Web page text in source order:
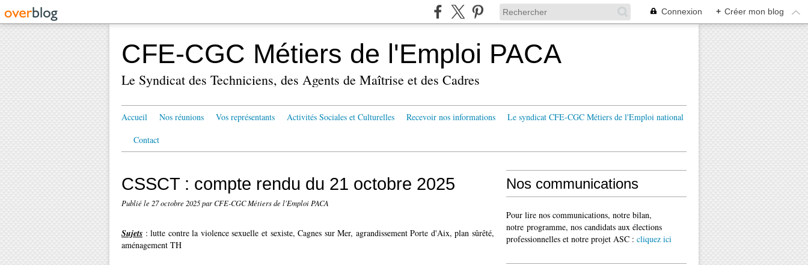
Connexion + Créer mon blog
CFE-CGC Métiers de l'Emploi PACA
Le Syndicat des Techniciens, des Agents de Maîtrise et des Cadres
Accueil Nos réunions Vos représentants Activités Sociales et Culturelles Recevoir nos informations
Le syndicat CFE-CGC Métiers de l'Emploi national
Contact
CSSCT : compte rendu du 21 octobre 2025
Publié le 27 octobre 2025par CFE-CGC Métiers de l'Emploi PACA
Sujets : lutte contre la violence sexuelle et sexiste, Cagnes sur Mer, agrandissement Porte d'Aix, plan sûrêté,
aménagement TH
Nos communications
Pour lire nos communications, notre bilan,
notre programme, nos candidats aux élections
professionnelles et notre projet ASC : cliquez ici